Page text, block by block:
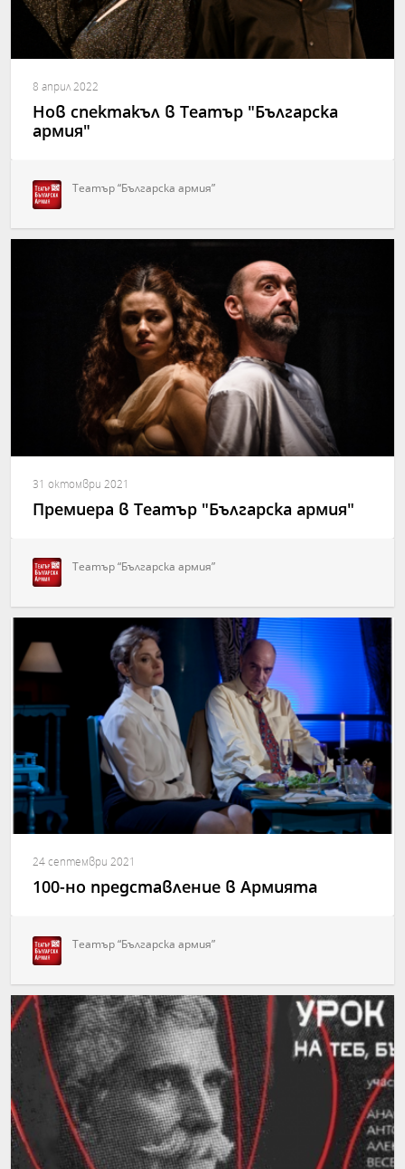
8 април 2022
Нов спектакъл в Театър "Българска
армия"
Театър “Българска армия”
31 октомври 2021
Премиера в Театър "Българска армия"
Театър “Българска армия”
24 септември 2021
100-но представление в Армията
Театър “Българска армия”